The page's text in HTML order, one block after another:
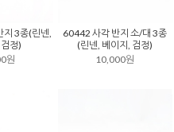
3종(린넨,
정)
원
60442 사각 반지 소/대 3종
(린넨, 베이지, 검정)
10,000원